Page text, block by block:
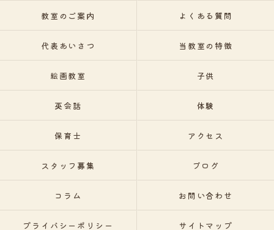
教室のご案内 よくある質問
代表あいさつ 当教室の特徴
絵画教室 子供
英会話 体験
保育士 アクセス
スタッフ募集 ブログ
コラム お問い合わせ
プライバシーポリシー サイトマップ